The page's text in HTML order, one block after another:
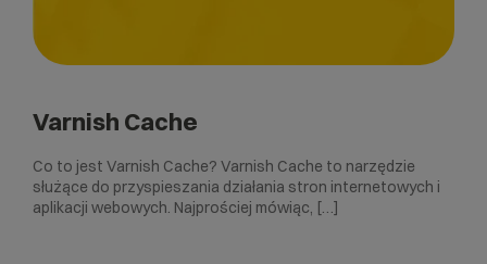
Varnish Cache
Co to jest Varnish Cache? Varnish Cache to narzędzie
służące do przyspieszania działania stron internetowych i
aplikacji webowych. Najprościej mówiąc, […]